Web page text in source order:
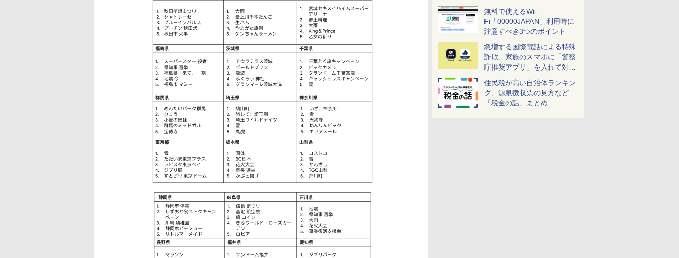
無料で使えるWi-
Fi「00000JAPAN」利用時に
注意すべき3つのポイント
急増する国際電話による特殊
詐欺、家族のスマホに「警察
庁推奨アプリ」を入れて対策
しよう！
住民税が高い自治体ランキン
グ、源泉徴収票の見方など
「税金の話」まとめ